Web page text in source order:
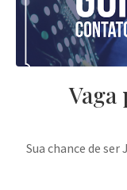
Sua chance de